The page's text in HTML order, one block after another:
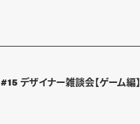
#15 デザイナー雑談会【ゲーム編】